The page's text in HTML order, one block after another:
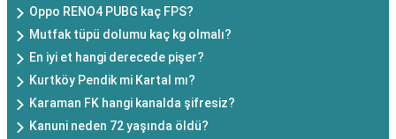
Oppo RENO4 PUBG kaç FPS?
Mutfak tüpü dolumu kaç kg olmalı?
En iyi et hangi derecede pişer?
Kurtköy Pendik mi Kartal mı?
Karaman FK hangi kanalda şifresiz?
Kanuni neden 72 yaşında öldü?